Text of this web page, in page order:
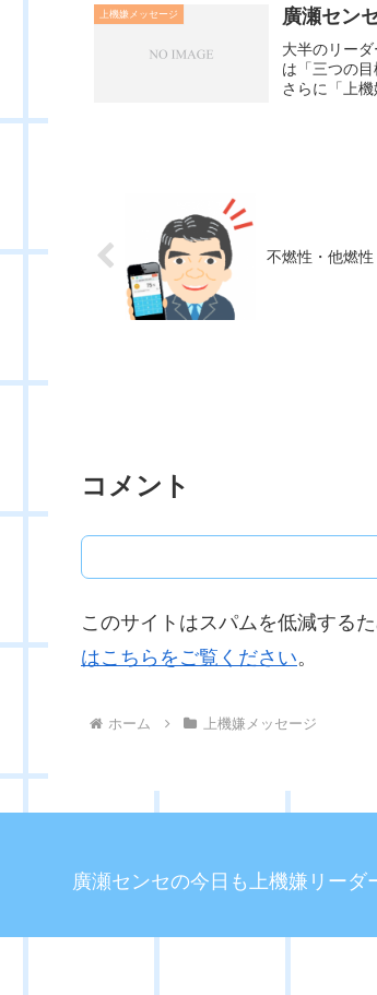
上機嫌メッセージ 廣瀬セン
大半のリー
は「三つの
さらに「上
不燃性・他燃性
コメント
このサイトはスパムを低減する
はこちらをご覧ください。
ホーム 上機嫌メッセージ
廣瀬センセの今日も上機嫌リーダ